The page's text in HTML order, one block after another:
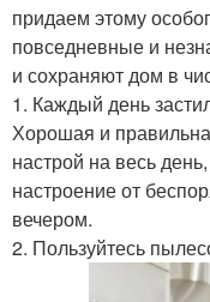
придаем этому
повседневные и
и сохраняют дом в
1. Каждый день
Хорошая и
настрой на весь
настроение от
вечером.
2. Пользуйтесь